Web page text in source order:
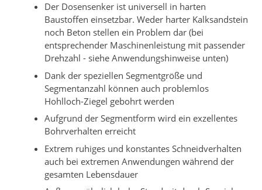
Der Dosensenker ist universell in harten
Baustoffen einsetzbar. Weder harter Kalksandstein
noch Beton stellen ein Problem dar (bei
entsprechender Maschinenleistung mit passender
Drehzahl - siehe Anwendungshinweise unten)
Dank der speziellen Segmentgröße und
Segmentanzahl können auch problemlos
Hohlloch-Ziegel gebohrt werden
Aufgrund der Segmentform wird ein exzellentes
Bohrverhalten erreicht
Extrem ruhiges und konstantes Schneidverhalten
auch bei extremen Anwendungen während der
gesamten Lebensdauer